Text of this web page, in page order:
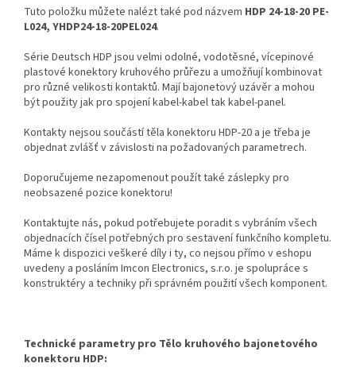
Tuto položku můžete nalézt také pod názvem HDP 24-18-20 PE-
L024, YHDP24-18-20PEL024.
Série Deutsch HDP jsou velmi odolné, vodotěsné, vícepinové
plastové konektory kruhového průřezu a umožňují kombinovat
pro různé velikosti kontaktů. Mají bajonetový uzávěr a mohou
být použity jak pro spojení kabel-kabel tak kabel-panel.
Kontakty nejsou součástí těla konektoru HDP-20 a je třeba je
objednat zvlášť v závislosti na požadovaných parametrech.
Doporučujeme nezapomenout použít také záslepky pro
neobsazené pozice konektoru!
Kontaktujte nás, pokud potřebujete poradit s vybráním všech
objednacích čísel potřebných pro sestavení funkčního kompletu.
Máme k dispozici veškeré díly i ty, co nejsou přímo v eshopu
uvedeny a posláním Imcon Electronics, s.r.o. je spolupráce s
konstruktéry a techniky při správném použití všech komponent.
Technické parametry pro Tělo kruhového bajonetového
konektoru HDP: